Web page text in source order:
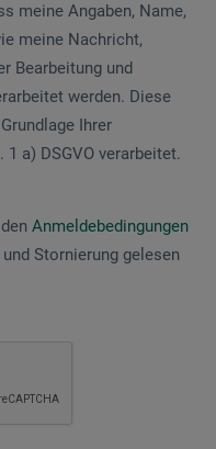
meine Angaben, Name,
meine Nachricht,
Bearbeitung und
werden. Diese
Ihrer
a) DSGVO verarbeitet.
Anmeldebedingungen
Stornierung gelesen